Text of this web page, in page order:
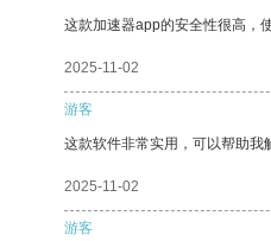
这款加速器app的安全性很高，
2025-11-02
游客
这款软件非常实用，可以帮助我
2025-11-02
游客